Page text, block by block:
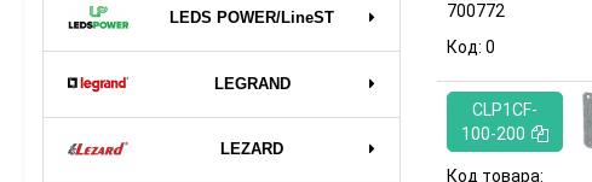
LEDS POWER/LineST
LEGRAND
LEZARD
700772
Код: 0
CLP1CF-
100-200
Код товара: